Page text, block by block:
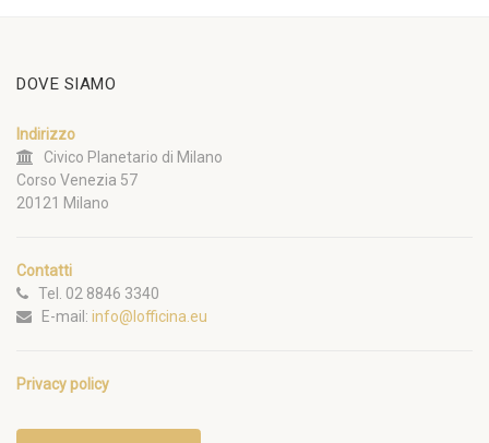
DOVE SIAMO
Indirizzo
Civico Planetario di Milano
Corso Venezia 57
20121 Milano
Contatti
Tel. 02 8846 3340
E-mail: info@lofficina.eu
Privacy policy